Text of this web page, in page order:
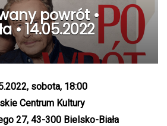
powrót •
• 14.05.2022
sobota, 18:00
Centrum Kultury
27, 43-300 Bielsko-Biała